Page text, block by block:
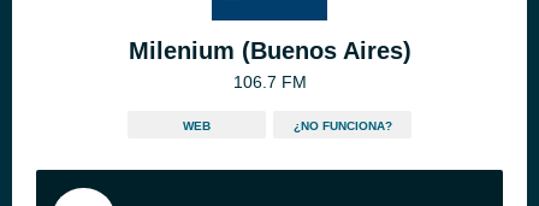
Milenium (Buenos Aires)
106.7 FM
WEB ¿NO FUNCIONA?